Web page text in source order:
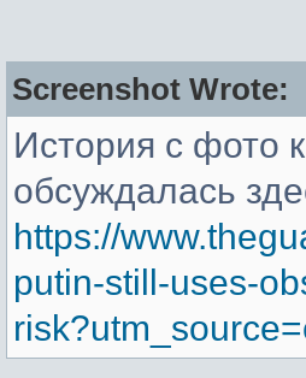
Screenshot Wrote:
История с фото
обсуждалась
https://
putin-still-uses-